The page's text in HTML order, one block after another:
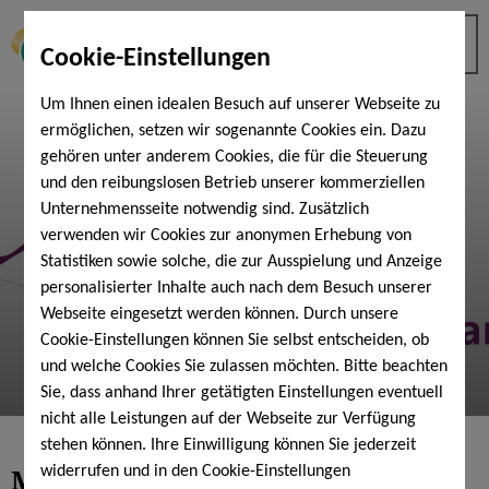
Cookie-Einstellungen
Um Ihnen einen idealen Besuch auf unserer Webseite zu
ermöglichen, setzen wir sogenannte Cookies ein. Dazu
gehören unter anderem Cookies, die für die Steuerung
und den reibungslosen Betrieb unserer kommerziellen
Unternehmensseite notwendig sind. Zusätzlich
verwenden wir Cookies zur anonymen Erhebung von
Statistiken sowie solche, die zur Ausspielung und Anzeige
personalisierter Inhalte auch nach dem Besuch unserer
Webseite eingesetzt werden können. Durch unsere
Cookie-Einstellungen können Sie selbst entscheiden, ob
und welche Cookies Sie zulassen möchten. Bitte beachten
Sie, dass anhand Ihrer getätigten Einstellungen eventuell
nicht alle Leistungen auf der Webseite zur Verfügung
stehen können. Ihre Einwilligung können Sie jederzeit
widerrufen und in den Cookie-Einstellungen
MOVES -unser Abnehm- &